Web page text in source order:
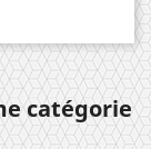
catégorie